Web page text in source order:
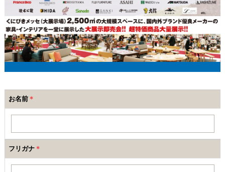
お名前 ＊
フリガナ ＊